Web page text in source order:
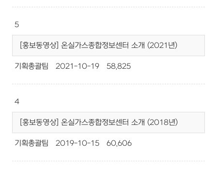
5
[홍보동영상] 온실가스종합정보센터 소개 (2021년)
기획총괄팀 2021-10-19 58,825
4
[홍보동영상] 온실가스종합정보센터 소개 (2018년)
기획총괄팀 2019-10-15 60,606